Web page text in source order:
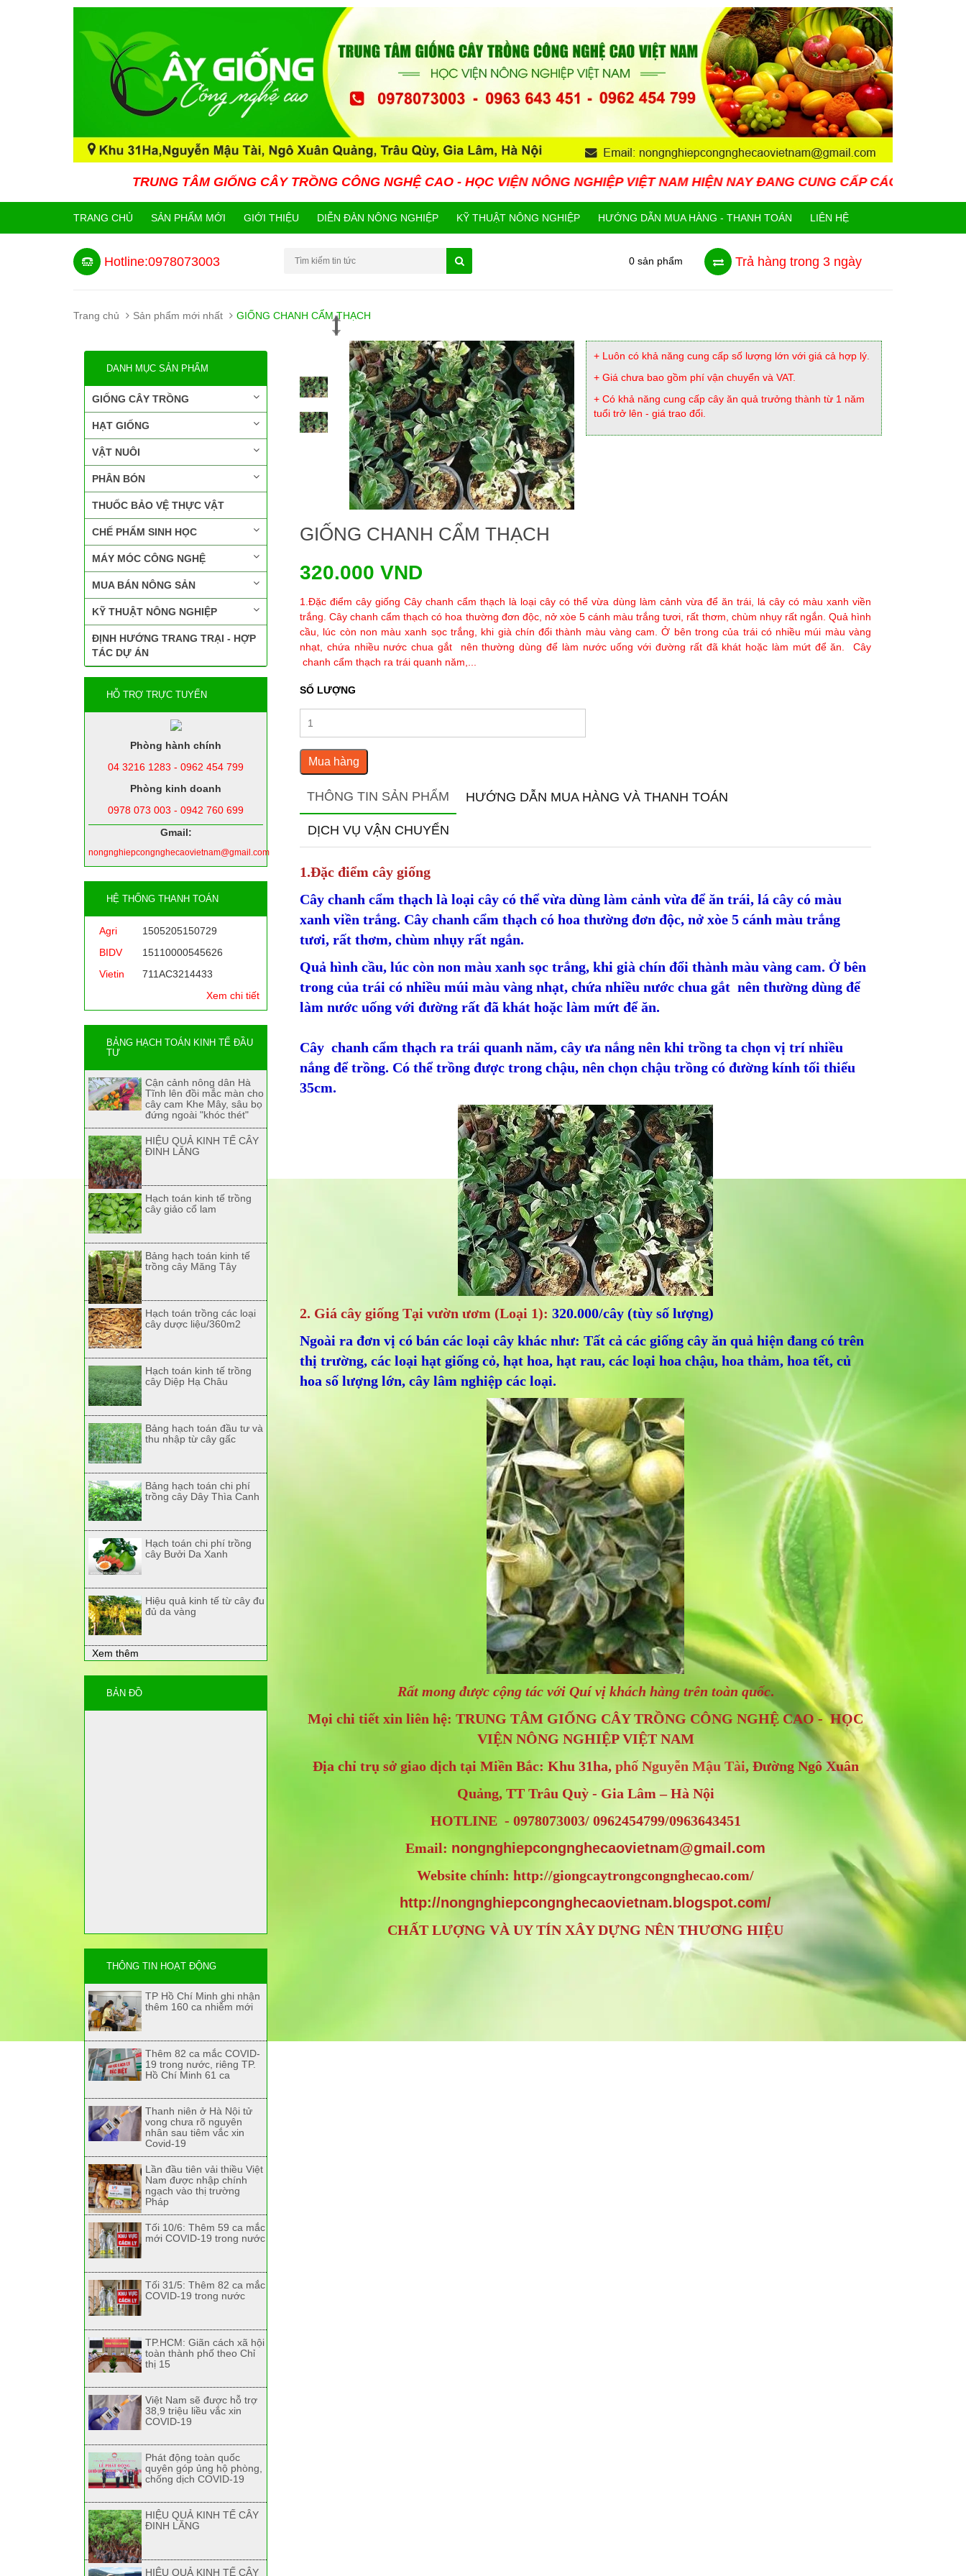
TRUNG TÂM GIỐNG CÂY TRỒNG CÔNG NGHỆ CAO - HỌC VIỆN NÔNG NGHIỆP VIỆT NAM HIỆN NAY ĐANG CUNG CẤP CÁC LOẠI GIỐNG
TRANG CHỦ SẢN PHẨM MỚI GIỚI THIỆU DIỄN ĐÀN NÔNG NGHIỆP KỸ THUẬT NÔNG NGHIỆP HƯỚNG DẪN MUA HÀNG - THANH TOÁN LIÊN HỆ
Hotline:0978073003 0 sản phẩm Trả hàng trong 3 ngày
Trang chủ Sản phẩm mới nhất GIỐNG CHANH CẨM THẠCH
DANH MỤC SẢN PHẨM
GIỐNG CÂY TRỒNG
HẠT GIỐNG
VẬT NUÔI
PHÂN BÓN
THUỐC BẢO VỆ THỰC VẬT
CHẾ PHẨM SINH HỌC
MÁY MÓC CÔNG NGHỆ
MUA BÁN NÔNG SẢN
KỸ THUẬT NÔNG NGHIỆP
ĐỊNH HƯỚNG TRANG TRẠI - HỢP
TÁC DỰ ÁN
HỖ TRỢ TRỰC TUYẾN
Phòng hành chính
04 3216 1283 - 0962 454 799
Phòng kinh doanh
0978 073 003 - 0942 760 699
Gmail:
nongnghiepcongnghecaovietnam@gmail.com
HỆ THỐNG THANH TOÁN
Agri
1505205150729
BIDV
15110000545626
Vietin
711AC3214433
Xem chi tiết
BẢNG HẠCH TOÁN KINH TẾ ĐẦU
TƯ
Cận cảnh nông dân Hà
Tĩnh lên đồi mắc màn cho
cây cam Khe Mây, sâu bọ
đứng ngoài "khóc thét"
HIỆU QUẢ KINH TẾ CÂY
ĐINH LĂNG
Hạch toán kinh tế trồng
cây giảo cổ lam
Bảng hạch toán kinh tế
trồng cây Măng Tây
Hạch toán trồng các loại
cây dược liệu/360m2
Hạch toán kinh tế trồng
cây Diệp Hạ Châu
Bảng hạch toán đầu tư và
thu nhập từ cây gấc
Bảng hạch toán chi phí
trồng cây Dây Thìa Canh
Hạch toán chi phí trồng
cây Bưởi Da Xanh
Hiệu quả kinh tế từ cây đu
đủ da vàng
Xem thêm
BẢN ĐỒ
THÔNG TIN HOẠT ĐỘNG
TP Hồ Chí Minh ghi nhận
thêm 160 ca nhiễm mới
Thêm 82 ca mắc COVID-
19 trong nước, riêng TP.
Hồ Chí Minh 61 ca
Thanh niên ở Hà Nội tử
vong chưa rõ nguyên
nhân sau tiêm vắc xin
Covid-19
Lần đầu tiên vải thiều Việt
Nam được nhập chính
ngạch vào thị trường
Pháp
Tối 10/6: Thêm 59 ca mắc
mới COVID-19 trong nước
Tối 31/5: Thêm 82 ca mắc
COVID-19 trong nước
TP.HCM: Giãn cách xã hội
toàn thành phố theo Chỉ
thị 15
Việt Nam sẽ được hỗ trợ
38,9 triệu liều vắc xin
COVID-19
Phát động toàn quốc
quyên góp ủng hộ phòng,
chống dịch COVID-19
HIỆU QUẢ KINH TẾ CÂY
ĐINH LĂNG
HIỆU QUẢ KINH TẾ CÂY
+ Luôn có khả năng cung cấp số lượng lớn với giá cả hợp lý.
+ Giá chưa bao gồm phí vận chuyển và VAT.
+ Có khả năng cung cấp cây ăn quả trưởng thành từ 1 năm
tuổi trở lên - giá trao đổi.
GIỐNG CHANH CẨM THẠCH
320.000 VND
1.Đặc điểm cây giống Cây chanh cẩm thạch là loại cây có thể vừa dùng làm cảnh vừa để ăn trái, lá cây có màu xanh viền
trắng. Cây chanh cẩm thạch có hoa thường đơn độc, nở xòe 5 cánh màu trắng tươi, rất thơm, chùm nhụy rất ngắn. Quả hình
cầu, lúc còn non màu xanh sọc trắng, khi già chín đổi thành màu vàng cam. Ở bên trong của trái có nhiều múi màu vàng
nhạt, chứa nhiều nước chua gắt nên thường dùng để làm nước uống với đường rất đã khát hoặc làm mứt để ăn. Cây
chanh cẩm thạch ra trái quanh năm,...
SỐ LƯỢNG
Mua hàng
THÔNG TIN SẢN PHẨM HƯỚNG DẪN MUA HÀNG VÀ THANH TOÁN
DỊCH VỤ VẬN CHUYỂN
1.Đặc điểm cây giống
Cây chanh cẩm thạch là loại cây có thể vừa dùng làm cảnh vừa để ăn trái, lá cây có màu
xanh viền trắng. Cây chanh cẩm thạch có hoa thường đơn độc, nở xòe 5 cánh màu trắng
tươi, rất thơm, chùm nhụy rất ngắn.
Quả hình cầu, lúc còn non màu xanh sọc trắng, khi già chín đổi thành màu vàng cam. Ở bên
trong của trái có nhiều múi màu vàng nhạt, chứa nhiều nước chua gắt nên thường dùng để
làm nước uống với đường rất đã khát hoặc làm mứt để ăn.
Cây chanh cẩm thạch ra trái quanh năm, cây ưa nắng nên khi trồng ta chọn vị trí nhiều
nắng để trồng. Có thể trồng được trong chậu, nên chọn chậu trồng có đường kính tối thiểu
35cm.
2. Giá cây giống Tại vườn ươm (Loại 1): 320.000/cây (tùy số lượng)
Ngoài ra đơn vị có bán các loại cây khác như: Tất cả các giống cây ăn quả hiện đang có trên
thị trường, các loại hạt giống cỏ, hạt hoa, hạt rau, các loại hoa chậu, hoa thảm, hoa tết, củ
hoa số lượng lớn, cây lâm nghiệp các loại.
Rất mong được cộng tác với Quí vị khách hàng trên toàn quốc.
Mọi chi tiết xin liên hệ: TRUNG TÂM GIỐNG CÂY TRỒNG CÔNG NGHỆ CAO - HỌC
VIỆN NÔNG NGHIỆP VIỆT NAM
Địa chỉ trụ sở giao dịch tại Miền Bắc: Khu 31ha, phố Nguyễn Mậu Tài, Đường Ngô Xuân
Quảng, TT Trâu Quỳ - Gia Lâm – Hà Nội
HOTLINE - 0978073003/ 0962454799/0963643451
Email: nongnghiepcongnghecaovietnam@gmail.com
Website chính: http://giongcaytrongcongnghecao.com/
http://nongnghiepcongnghecaovietnam.blogspot.com/
CHẤT LƯỢNG VÀ UY TÍN XÂY DỰNG NÊN THƯƠNG HIỆU